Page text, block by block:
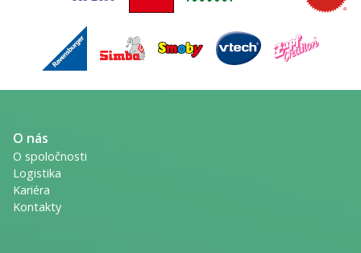
O nás
O spoločnosti
Logistika
Kariéra
Kontakty